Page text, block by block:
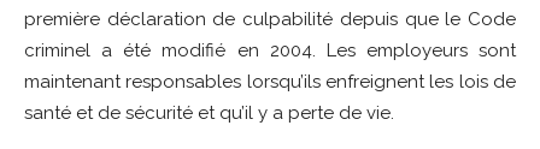
première déclaration de culpabilité depuis que le Code
criminel a été modifié en 2004. Les employeurs sont
maintenant responsables lorsqu’ils enfreignent les lois de
santé et de sécurité et qu’il y a perte de vie.